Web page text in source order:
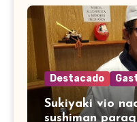
Destacado
Sukiyaki vio
sushiman